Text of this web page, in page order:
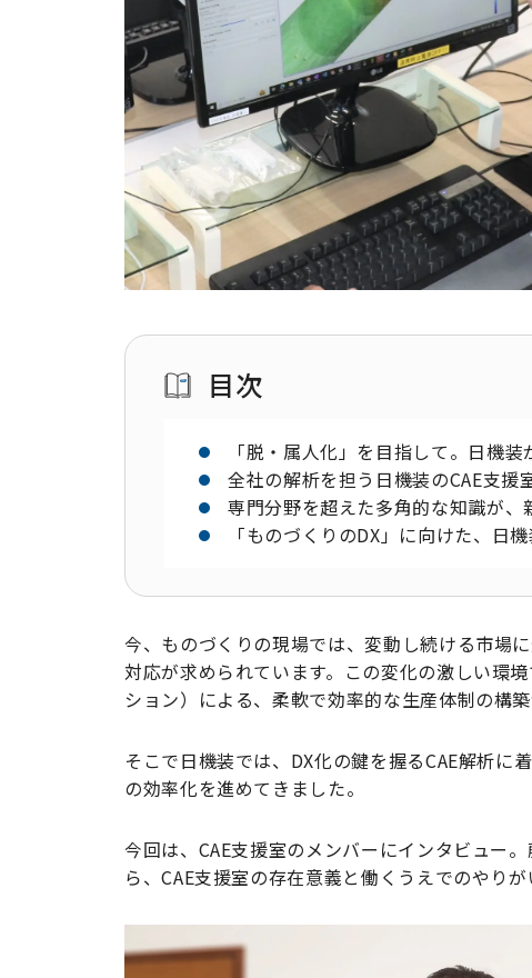
目次
「脱・属人化」を目指して。日機
全社の解析を担う日機装のCAE支援
専門分野を超えた多角的な知識が、
「ものづくりのDX」に向けた、日
今、ものづくりの現場では、変動し続ける市場
対応が求められています。この変化の激しい環
ション）による、柔軟で効率的な生産体制の構築
そこで日機装では、DX化の鍵を握るCAE解析に
の効率化を進めてきました。
今回は、CAE支援室のメンバーにインタビュー
ら、CAE支援室の存在意義と働くうえでのやりが